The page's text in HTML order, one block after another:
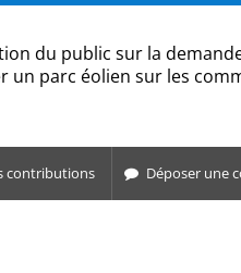
du public sur la
parc éolien sur les
contributions Déposer une